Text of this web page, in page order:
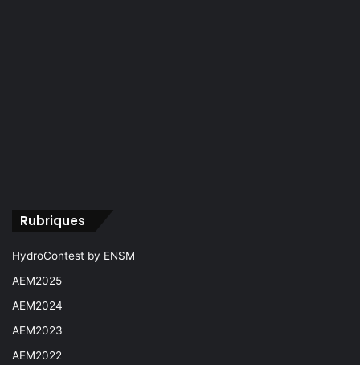
Rubriques
HydroContest by ENSM
AEM2025
AEM2024
AEM2023
AEM2022